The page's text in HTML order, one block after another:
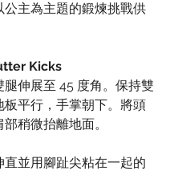
公主為主題的鍛煉挑戰供
Kicks
腿伸展至 45 度角。保持雙
板平行，手掌朝下。將頭
稍微抬離地面。
直並用腳趾尖粘在一起的